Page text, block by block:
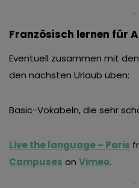
Französisch lernen für
Eventuell zusammen mit
den nächsten Urlaub üben:
Basic-Vokabeln, die sehr
Live the language – Paris
Campuses on Vimeo.